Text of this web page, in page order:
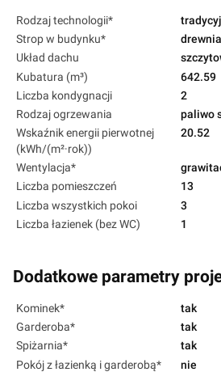
Rodzaj technologii*
Strop w budynku*
Układ dachu
Kubatura (m³)
642.59
Liczba kondygnacji
2
Rodzaj ogrzewania
paliwo
Wskaźnik energii pierwotnej
(kWh/(m²·rok))
20.52
Wentylacja*
Liczba pomieszczeń
13
Liczba wszystkich pokoi
3
Liczba łazienek (bez WC)
1
Dodatkowe parametry
Kominek*
tak
Garderoba*
tak
Spiżarnia*
tak
Pokój z łazienką i garderobą*
nie